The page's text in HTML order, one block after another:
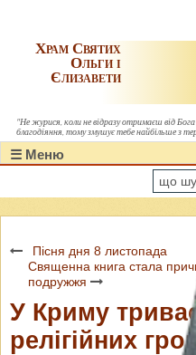
Храм Святих
Ольги і
Єлизавети
"Не журися, коли не відразу отримаєш від
благодіяння, тому змушує тебе найбільше з
Пісня дня 8 листопада
Священна книга стала
подружжя
У Криму
релігійних